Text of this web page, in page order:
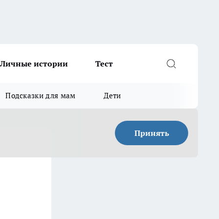
Личные истории Тест
Подсказки для мам Дети
Принять